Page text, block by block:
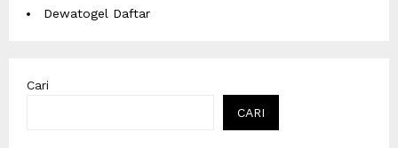
Dewatogel Daftar
Cari
CARI